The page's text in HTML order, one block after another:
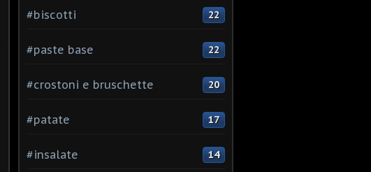
#biscotti 22
#paste base 22
#crostoni e bruschette 20
#patate 17
#insalate 14